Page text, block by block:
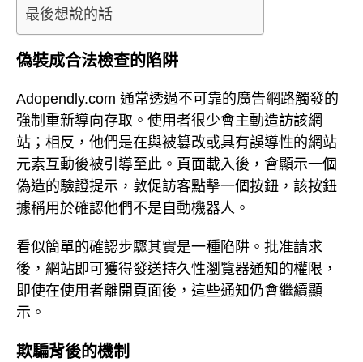
最後想說的話
偽裝成合法檢查的陷阱
Adopendly.com 通常透過不可靠的廣告網路觸發的
強制重新導向存取。使用者很少會主動造訪該網
站；相反，他們是在與被篡改或具有誤導性的網站
元素互動後被引導至此。頁面載入後，會顯示一個
偽造的驗證提示，敦促訪客點擊一個按鈕，該按鈕
據稱用於確認他們不是自動機器人。
看似簡單的確認步驟其實是一種陷阱。批准請求
後，網站即可獲得發送持久性瀏覽器通知的權限，
即使在使用者離開頁面後，這些通知仍會繼續顯
示。
欺騙背後的機制